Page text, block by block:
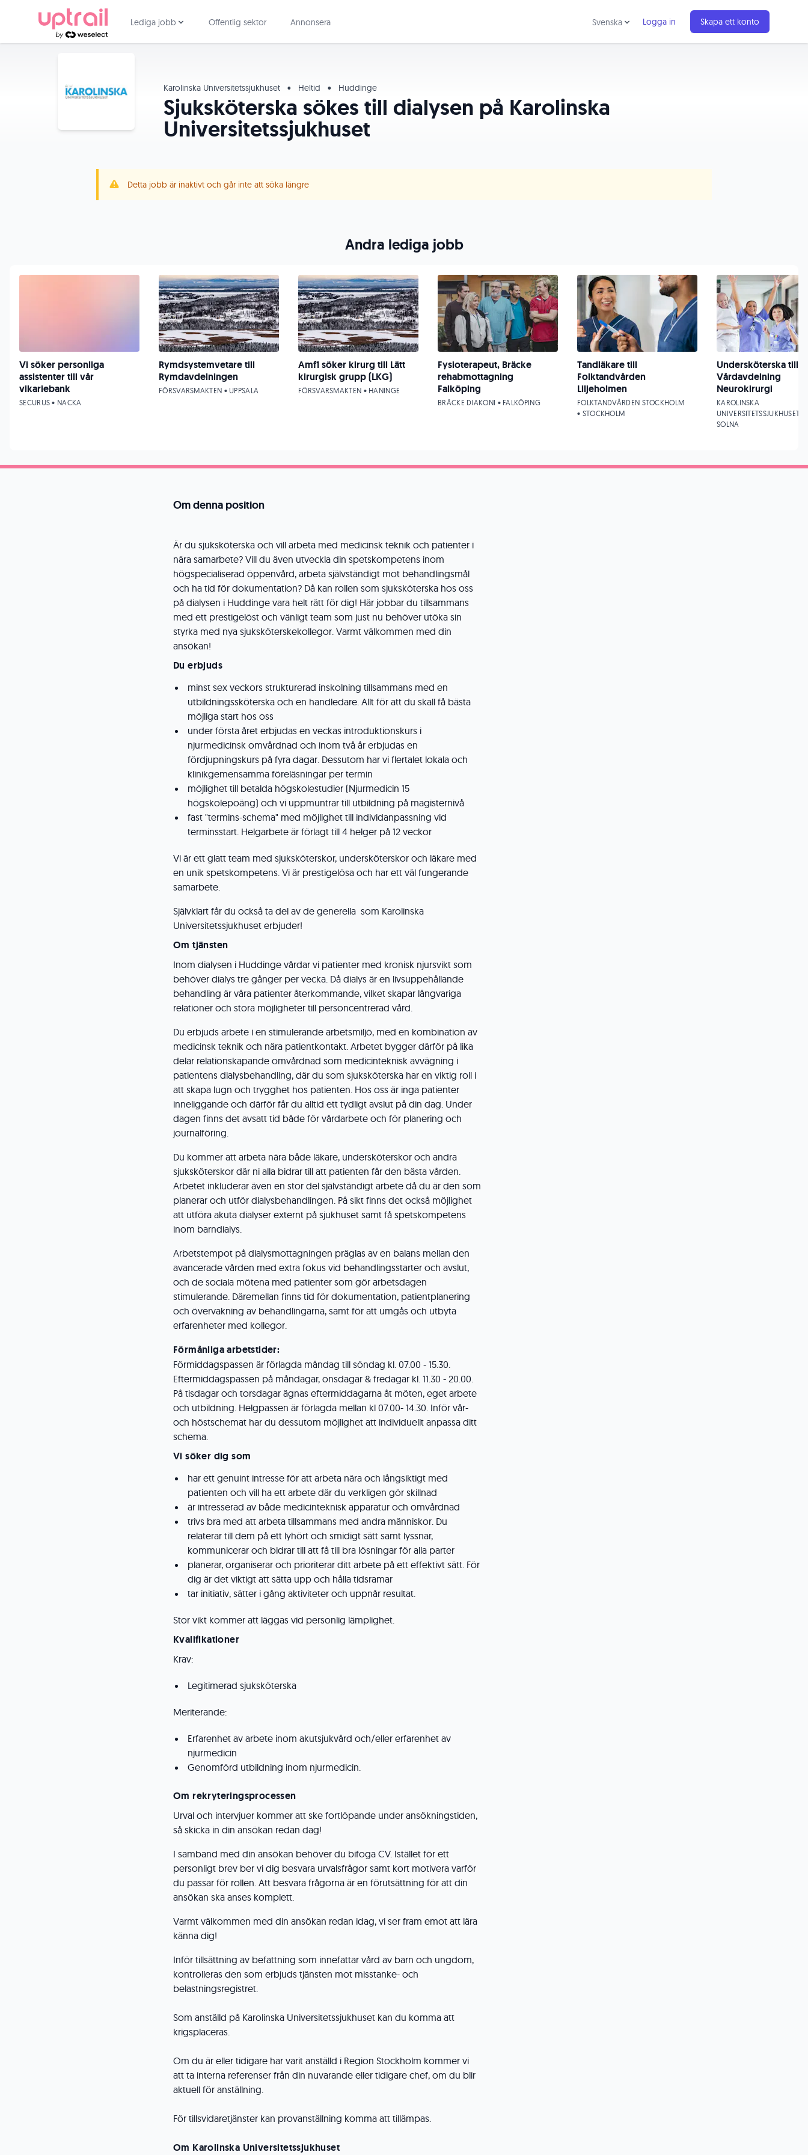
Lediga jobb Offentlig sektor Annonsera Svenska Logga in Skapa ett konto
Karolinska Universitetssjukhuset • Heltid • Huddinge
Sjuksköterska sökes till dialysen på Karolinska
Universitetssjukhuset
Detta jobb är inaktivt och går inte att söka längre
Om denna position
Är du sjuksköterska och vill arbeta med medicinsk teknik och patienter i
nära samarbete? Vill du även utveckla din spetskompetens inom
högspecialiserad öppenvård, arbeta självständigt mot behandlingsmål
och ha tid för dokumentation? Då kan rollen som sjuksköterska hos oss
på dialysen i Huddinge vara helt rätt för dig! Här jobbar du tillsammans
med ett prestigelöst och vänligt team som just nu behöver utöka sin
styrka med nya sjuksköterskekollegor. Varmt välkommen med din
ansökan!
Duerbjuds
minst sex veckors strukturerad inskolning tillsammans med en
utbildningssköterska och en handledare. Allt för att du skall få bästa
möjliga start hos oss
under första året erbjudas en veckas introduktionskurs i
njurmedicinsk omvårdnad och inom två år erbjudas en
fördjupningskurs på fyra dagar. Dessutom har vi flertalet lokala och
klinikgemensamma föreläsningar per termin
möjlighet till betalda högskolestudier (Njurmedicin 15
högskolepoäng) och vi uppmuntrar till utbildning på magisternivå
fast "termins-schema" med möjlighet till individanpassning vid
terminsstart. Helgarbete är förlagt till 4 helger på 12 veckor
Vi är ett glatt team med sjuksköterskor, undersköterskor och läkare med
en unik spetskompetens. Vi är prestigelösa och har ett väl fungerande
samarbete.
Självklart får du också ta del av de generella som Karolinska
Universitetssjukhuset erbjuder!
Om tjänsten
Inom dialysen i Huddinge vårdar vi patienter med kronisk njursvikt som
behöver dialys tre gånger per vecka. Då dialys är en livsuppehållande
behandling är våra patienter återkommande, vilket skapar långvariga
relationer och stora möjligheter till personcentrerad vård.
Du erbjuds arbete i en stimulerande arbetsmiljö, med en kombination av
medicinsk teknik och nära patientkontakt. Arbetet bygger därför på lika
delar relationskapande omvårdnad som medicinteknisk avvägning i
patientens dialysbehandling, där du som sjuksköterska har en viktig roll i
att skapa lugn och trygghet hos patienten. Hos oss är inga patienter
inneliggande och därför får du alltid ett tydligt avslut på din dag. Under
dagen finns det avsatt tid både för vårdarbete och för planering och
journalföring.
Du kommer att arbeta nära både läkare, undersköterskor och andra
sjuksköterskor där ni alla bidrar till att patienten får den bästa vården.
Arbetet inkluderar även en stor del självständigt arbete då du är den som
planerar och utför dialysbehandlingen. På sikt finns det också möjlighet
att utföra akuta dialyser externt på sjukhuset samt få spetskompetens
inom barndialys.
Arbetstempot på dialysmottagningen präglas av en balans mellan den
avancerade vården med extra fokus vid behandlingsstarter och avslut,
och de sociala mötena med patienter som gör arbetsdagen
stimulerande. Däremellan finns tid för dokumentation, patientplanering
och övervakning av behandlingarna, samt för att umgås och utbyta
erfarenheter med kollegor.
Förmånliga arbetstider:
Förmiddagspassen är förlagda måndag till söndag kl. 07.00 - 15.30.
Eftermiddagspassen på måndagar, onsdagar & fredagar kl. 11.30 - 20.00.
På tisdagar och torsdagar ägnas eftermiddagarna åt möten, eget arbete
och utbildning. Helgpassen är förlagda mellan kl 07.00- 14.30. Inför vår-
och höstschemat har du dessutom möjlighet att individuellt anpassa ditt
schema.
Vi söker dig som
har ett genuint intresse för att arbeta nära och långsiktigt med
patienten och vill ha ett arbete där du verkligen gör skillnad
är intresserad av både medicinteknisk apparatur och omvårdnad
trivs bra med att arbeta tillsammans med andra människor. Du
relaterar till dem på ett lyhört och smidigt sätt samt lyssnar,
kommunicerar och bidrar till att få till bra lösningar för alla parter
planerar, organiserar och prioriterar ditt arbete på ett effektivt sätt. För
dig är det viktigt att sätta upp och hålla tidsramar
tar initiativ, sätter i gång aktiviteter och uppnår resultat.
Stor vikt kommer att läggas vid personlig lämplighet.
Kvalifikationer
Krav:
Legitimerad sjuksköterska
Meriterande:
Erfarenhet av arbete inom akutsjukvård och/eller erfarenhet av
njurmedicin
Genomförd utbildning inom njurmedicin.
Om rekryteringsprocessen
Urval och intervjuer kommer att ske fortlöpande under ansökningstiden,
så skicka in din ansökan redan dag!
I samband med din ansökan behöver du bifoga CV. Istället för ett
personligt brev ber vi dig besvara urvalsfrågor samt kort motivera varför
du passar för rollen. Att besvara frågorna är en förutsättning för att din
ansökan ska anses komplett.
Varmt välkommen med din ansökan redan idag, vi ser fram emot att lära
känna dig!
Inför tillsättning av befattning som innefattar vård av barn och ungdom,
kontrolleras den som erbjuds tjänsten mot misstanke- och
belastningsregistret.
Som anställd på Karolinska Universitetssjukhuset kan du komma att
krigsplaceras.
Om du är eller tidigare har varit anställd i Region Stockholm kommer vi
att ta interna referenser från din nuvarande eller tidigare chef, om du blir
aktuell för anställning.
För tillsvidaretjänster kan provanställning komma att tillämpas.
Om Karolinska Universitetssjukhuset
Andra lediga jobb
Vi söker personliga
assistenter till vår
vikariebank
SECURUS • NACKA
Rymdsystemvetare till
Rymdavdelningen
FÖRSVARSMAKTEN • UPPSALA
Amf1 söker kirurg till Lätt
kirurgisk grupp (LKG)
FÖRSVARSMAKTEN • HANINGE
Fysioterapeut, Bräcke
rehabmottagning
Falköping
BRÄCKE DIAKONI • FALKÖPING
Tandläkare till
Folktandvården
Liljeholmen
FOLKTANDVÅRDEN STOCKHOLM
• STOCKHOLM
Undersköterska till
Vårdavdelning
Neurokirurgi
KAROLINSKA
UNIVERSITETSSJUKHUSET •
SOLNA